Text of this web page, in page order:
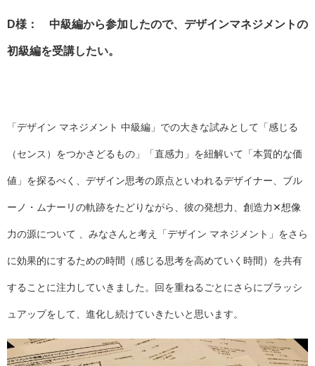
D様： 中級編から参加したので、デザインマネジメントの
初級編を受講したい。
「デザイン マネジメント 中級編」での大きな試みとして「感じる
（センス）をつかさどるもの」「直感力」を紐解いて「本質的な価
値」を探るべく、デザイン思考の原点といわれるデザイナー、ブル
ーノ・ムナーリの軌跡をたどりながら、彼の発想力、創造力✕想像
力の源について 、みなさんと考え「デザイン マネジメント」をさら
に効果的にするための時間（感じる思考を高めていく時間）を共有
することに注力していきました。回を重ねるごとにさらにブラッシ
ュアップをして、進化し続けていきたいと思います。